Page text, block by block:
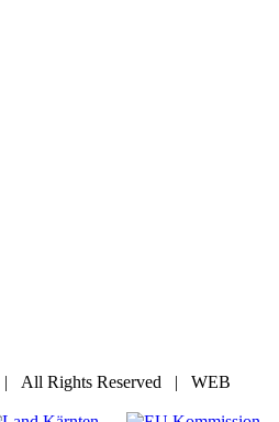
Rights Reserved | WEB